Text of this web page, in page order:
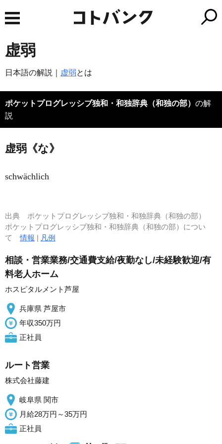
虚弱
日本語の解説｜ 虚弱とは
ポケットプログレッシブ独和・和独辞典（和独の部） の解
説
虚弱《な》
schwächlich
出典 ポケットプログレッシブ独和・和独辞典（和独の部）
ポケットプログレッシブ独和・和独辞典（和独の部）につい
て情報 | 凡例
相談・営業業務/交通費支給/夜勤なし/未経験歓迎/有
料老人ホーム
ホスピタルメント芦屋
兵庫県 芦屋市
年収350万円
正社員
ルート営業
株式会社藤建
岐阜県 関市
月給28万円～35万円
正社員